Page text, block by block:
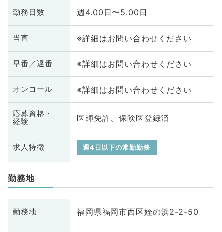
勤務日数 週4.00日〜5.00日
当直 ※詳細はお問い合わせください
早番／遅番 ※詳細はお問い合わせください
オンコール ※詳細はお問い合わせください
応募資格・
経験
医師免許、保険医登録済
求人特徴 週4日以下の常勤勤務
勤務地
勤務地 福岡県福岡市西区姪の浜2-2-50